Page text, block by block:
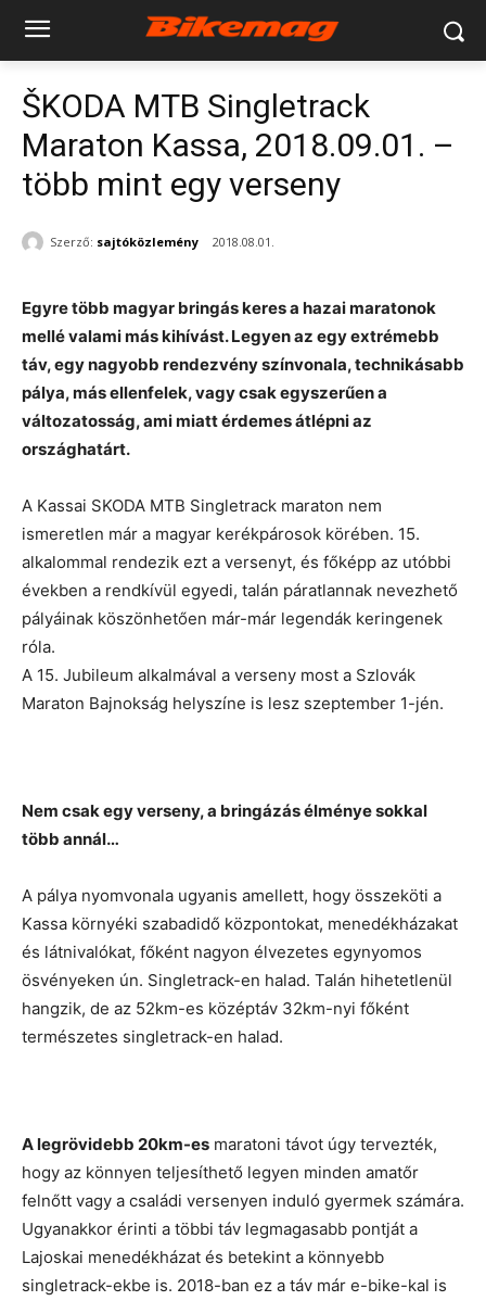
ŠKODA MTB Singletrack
Maraton Kassa, 2018.09.01. –
több mint egy verseny
Szerző: sajtóközlemény 2018.08.01.
Egyre több magyar bringás keres a hazai maratonok
mellé valami más kihívást. Legyen az egy extrémebb
táv, egy nagyobb rendezvény színvonala, technikásabb
pálya, más ellenfelek, vagy csak egyszerűen a
változatosság, ami miatt érdemes átlépni az
országhatárt.
A Kassai SKODA MTB Singletrack maraton nem
ismeretlen már a magyar kerékpárosok körében. 15.
alkalommal rendezik ezt a versenyt, és főképp az utóbbi
években a rendkívül egyedi, talán páratlannak nevezhető
pályáinak köszönhetően már-már legendák keringenek
róla.
A 15. Jubileum alkalmával a verseny most a Szlovák
Maraton Bajnokság helyszíne is lesz szeptember 1-jén.
Nem csak egy verseny, a bringázás élménye sokkal
több annál…
A pálya nyomvonala ugyanis amellett, hogy összeköti a
Kassa környéki szabadidő központokat, menedékházakat
és látnivalókat, főként nagyon élvezetes egynyomos
ösvényeken ún. Singletrack-en halad. Talán hihetetlenül
hangzik, de az 52km-es középtáv 32km-nyi főként
természetes singletrack-en halad.
A legrövidebb 20km-es maratoni távot úgy tervezték,
hogy az könnyen teljesíthető legyen minden amatőr
felnőtt vagy a családi versenyen induló gyermek számára.
Ugyanakkor érinti a többi táv legmagasabb pontját a
Lajoskai menedékházat és betekint a könnyebb
singletrack-ekbe is. 2018-ban ez a táv már e-bike-kal is